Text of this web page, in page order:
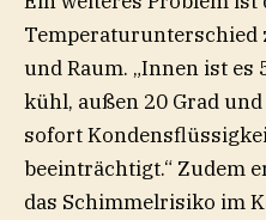
und Raum. „Innen ist es
kühl, außen 20 Grad
sofort
beeinträchtigt.“ Zudem
das Schimmelrisiko im